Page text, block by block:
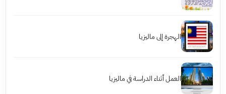
الهجرة إلى ماليزيا
العمل أثناء الدراسة في ماليزيا